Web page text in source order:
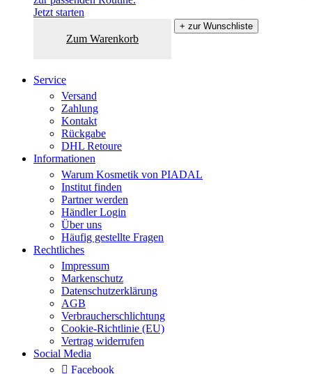
Jetzt starten
Zum Warenkorb
+ zur Wunschliste
Service
Versand
Zahlung
Kontakt
Rückgabe
DHL Retoure
Informationen
Warum Kosmetik von PIADAL
Institut finden
Partner werden
Händler Login
Über uns
Häufig gestellte Fragen
Rechtliches
Impressum
Markenschutz
Datenschutzerklärung
AGB
Verbraucherschlichtung
Cookie-Richtlinie (EU)
Vertrag widerrufen
Social Media
Facebook